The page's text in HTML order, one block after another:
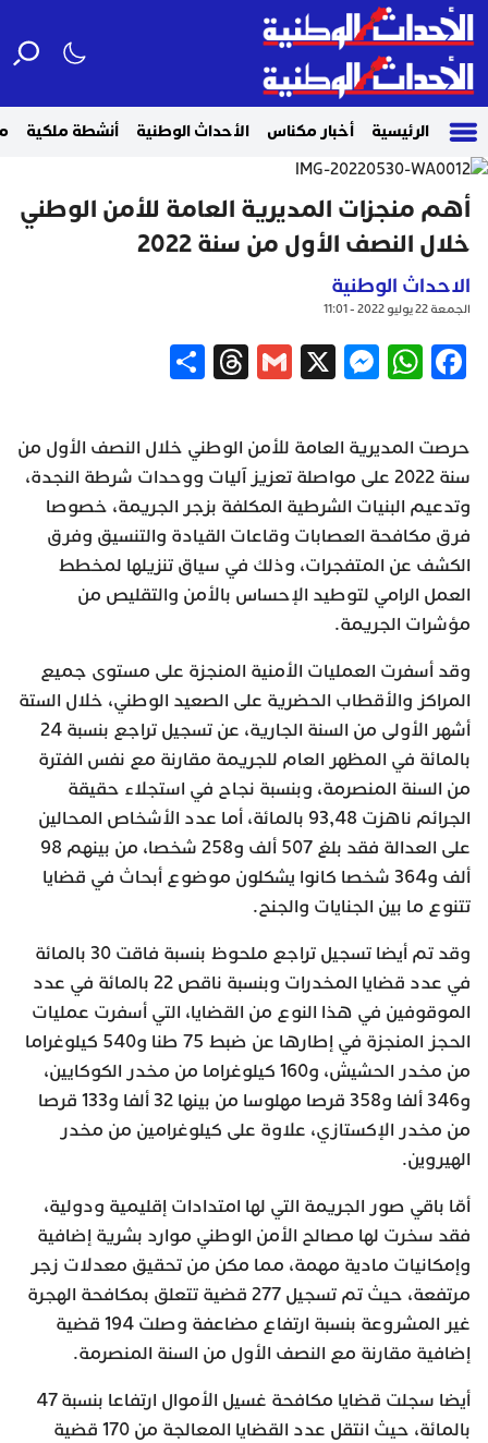
الرئيسية أخبار مكناس الأحداث الوطنية أنشطة ملكية
أهم منجزات المديرية العامة للأمن الوطني
خلال النصف الأول من سنة 2022
الاحداث الوطنية
الجمعة 22 يوليو 2022 - 11:01
Facebook
WhatsApp
Messenger
X
Gmail
Threads
حرصت المديرية العامة للأمن الوطني خلال النصف الأول من
سنة 2022 على مواصلة تعزيز آليات ووحدات شرطة النجدة،
وتدعيم البنيات الشرطية المكلفة بزجر الجريمة، خصوصا
فرق مكافحة العصابات وقاعات القيادة والتنسيق وفرق
الكشف عن المتفجرات، وذلك في سياق تنزيلها لمخطط
العمل الرامي لتوطيد الإحساس بالأمن والتقليص من
مؤشرات الجريمة.
وقد أسفرت العمليات الأمنية المنجزة على مستوى جميع
المراكز والأقطاب الحضرية على الصعيد الوطني، خلال الستة
أشهر الأولى من السنة الجارية، عن تسجيل تراجع بنسبة 24
بالمائة في المظهر العام للجريمة مقارنة مع نفس الفترة
من السنة المنصرمة، وبنسبة نجاح في استجلاء حقيقة
الجرائم ناهزت 93,48 بالمائة، أما عدد الأشخاص المحالين
على العدالة فقد بلغ 507 ألف و258 شخصا، من بينهم 98
ألف و364 شخصا كانوا يشكلون موضوع أبحاث في قضايا
تتنوع ما بين الجنايات والجنح.
وقد تم أيضا تسجيل تراجع ملحوظ بنسبة فاقت 30 بالمائة
في عدد قضايا المخدرات وبنسبة ناقص 22 بالمائة في عدد
الموقوفين في هذا النوع من القضايا، التي أسفرت عمليات
الحجز المنجزة في إطارها عن ضبط 75 طنا و540 كيلوغراما
من مخدر الحشيش، و160 كيلوغراما من مخدر الكوكايين،
و346 ألفا و358 قرصا مهلوسا من بينها 32 ألفا و133 قرصا
من مخدر الإكستازي، علاوة على كيلوغرامين من مخدر
الهيروين.
أمّا باقي صور الجريمة التي لها امتدادات إقليمية ودولية،
فقد سخرت لها مصالح الأمن الوطني موارد بشرية إضافية
وإمكانيات مادية مهمة، مما مكن من تحقيق معدلات زجر
مرتفعة، حيث تم تسجيل 277 قضية تتعلق بمكافحة الهجرة
غير المشروعة بنسبة ارتفاع مضاعفة وصلت 194 قضية
إضافية مقارنة مع النصف الأول من السنة المنصرمة.
أيضا سجلت قضايا مكافحة غسيل الأموال ارتفاعا بنسبة 47
بالمائة، حيث انتقل عدد القضايا المعالجة من 170 قضية